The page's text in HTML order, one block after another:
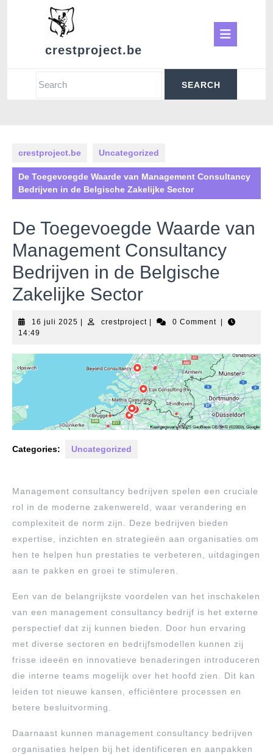
crestproject.be
Search
crestproject.be Uncategorized
De Toegevoegde Waarde van Management Consultancy
Bedrijven in de Belgische Zakelijke Sector
De Toegevoegde Waarde van
Management Consultancy
Bedrijven in de Belgische
Zakelijke Sector
16 juli 2025 16
crestprojectcrestproject0 Comment
14:49
Categories: Uncategorized
Management consultancy bedrijven spelen een cruciale
rol in de moderne zakenwereld, waar verandering en
complexiteit de norm zijn. Deze bedrijven bieden
expertise, inzichten en strategieën aan organisaties om
hen te helpen hun prestaties te verbeteren, uitdagingen
aan te pakken en groei te stimuleren.
Een van de belangrijkste voordelen van het inschakelen
van een management consultancy bedrijf is het externe
perspectief dat zij kunnen bieden. Door hun ervaring
met diverse sectoren en bedrijfsmodellen kunnen zij
frisse ideeën en innovatieve benaderingen introduceren
die interne teams mogelijk over het hoofd zien. Dit kan
leiden tot nieuwe kansen, efficiëntere processen en
betere besluitvorming.
Daarnaast kunnen management consultancy bedrijven
organisaties helpen bij het identificeren en aanpakken